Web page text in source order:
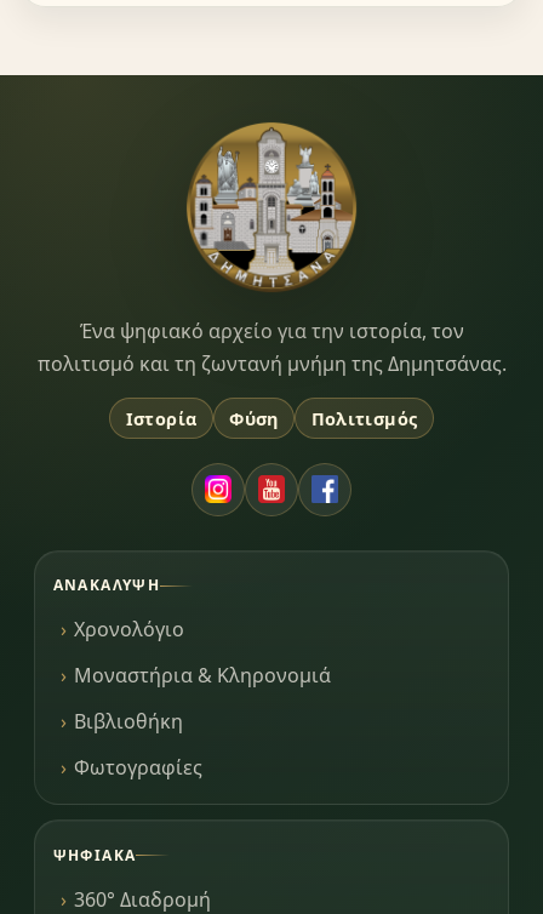
Dimitsana.gr
Ένα ψηφιακό αρχείο για την ιστορία, τον
πολιτισμό και τη ζωντανή μνήμη της Δημητσάνας.
Ιστορία Φύση Πολιτισμός
ΑΝΑΚΆΛΥΨΗ
Χρονολόγιο
Μοναστήρια & Κληρονομιά
Βιβλιοθήκη
Φωτογραφίες
ΨΗΦΙΑΚΆ
360° Διαδρομή